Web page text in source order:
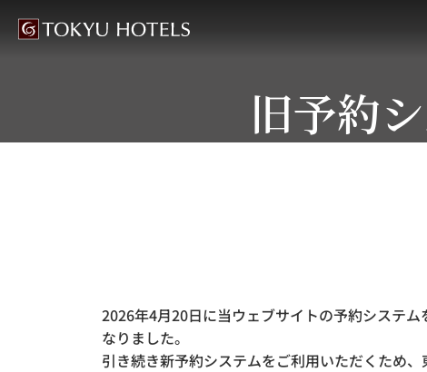
旧予約
2026年4月20日に当ウェブサイトの予約システ
なりました。
引き続き新予約システムをご利用いただくため